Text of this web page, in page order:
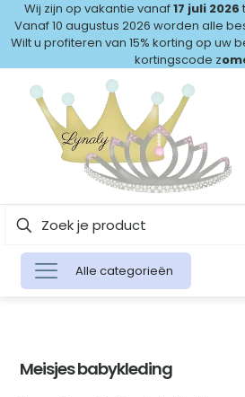
Wij zijn op vakantie vanaf17 juli 2026
Vanaf 10 augustus 2026 worden alle
Wilt u profiteren van 15% korting op uw
kortingscode z
Alle categorieën
Meisjes babykleding